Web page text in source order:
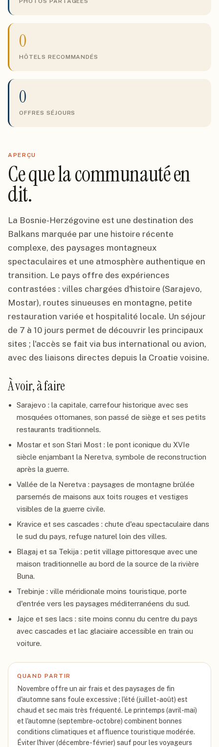
0
HÔTELS RECOMMANDÉS
0
OFFRES SÉJOURS
APERÇU
Ce que la communauté en
dit.
La Bosnie-Herzégovine est une destination des
Balkans marquée par une histoire récente
complexe, des paysages montagneux
spectaculaires et une atmosphère authentique en
transition. Le pays offre des expériences
contrastées : villes chargées d'histoire (Sarajevo,
Mostar), routes sinueuses en montagne, petite
restauration variée et hospita­lité locale. Un séjour
de 7 à 10 jours permet de découvrir les principaux
sites ; l'accès se fait via bus international ou avion,
avec des liaisons directes depuis la Croatie voisine.
À voir, à faire
Sarajevo : la capitale, carrefour historique avec ses
mosquées ottomanes, son passé de siège et ses petits
restaurants traditionnels.
Mostar et son Stari Most : le pont iconique du XVIe
siècle enjambant la Neretva, symbole de reconstruction
après la guerre.
Vallée de la Neretva : paysages de montagne brûlée
parsemés de maisons aux toits rouges et vestiges
visibles de la guerre civile.
Kravice et ses cascades : chute d'eau spectaculaire dans
le sud du pays, refuge naturel loin des villes.
Blagaj et sa Tekija : petit village pittoresque avec une
maison traditionnelle au bord de la source de la rivière
Buna.
Trebinje : ville méridionale moins touristique, porte
d'entrée vers les paysages méditerranéens du sud.
Jajce et ses lacs : site moins connu du centre du pays
avec cascades et lac glaciaire accessible en train ou
voiture.
QUAND PARTIR
Novembre offre un air frais et des paysages de fin
d'automne sans foule excessive ; l'été (juillet-août) est
chaud et sec mais très fréquenté. Le printemps (avril-mai)
et l'automne (septembre-octobre) combinent bonnes
conditions climatiques et affluence touristique modérée.
Éviter l'hiver (décembre-février) sauf pour les voyageurs